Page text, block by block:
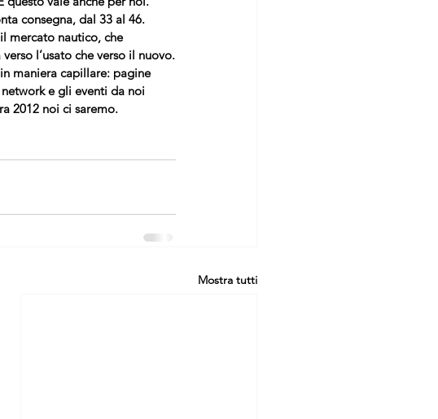
consegna, dal 33 al 46.
mercato nautico, che
l’usato che verso il nuovo.
maniera capillare: pagine
e gli eventi da noi
2012 noi ci saremo.
Mostra tutti